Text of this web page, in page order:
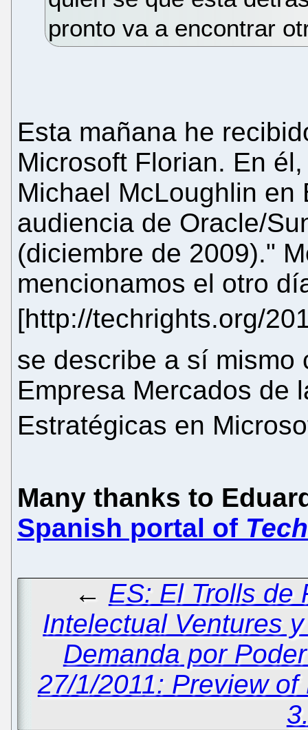
pronto va a encontrar
Esta mañana he
Microsoft Florian. En
Michael McLoughlin
audiencia de Oracle/
(diciembre de 2009)."
mencionamos el otro
[http://techrights.org/
se describe a sí mismo
Empresa Mercados de
Estratégicas en
Many thanks to
Spanish portal of
← ES: El Trolls de
Intelectual Ventures
Demanda por
27/1/2011: Preview